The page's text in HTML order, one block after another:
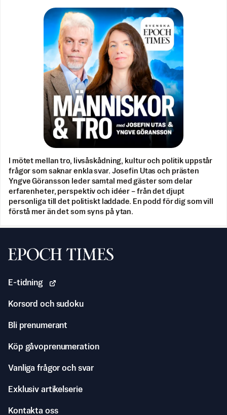
I mötet mellan tro, livsåskådning, kultur och politik uppstår
frågor som saknar enkla svar. Josefin Utas och prästen
Yngve Göransson leder samtal med gäster som delar
erfarenheter, perspektiv och idéer – från det djupt
personliga till det politiskt laddade. En podd för dig som vill
förstå mer än det som syns på ytan.
Svenska Epoch Times
E-tidning
Korsord och sudoku
Bli prenumerant
Köp gåvoprenumeration
Vanliga frågor och svar
Exklusiv artikelserie
Kontakta oss